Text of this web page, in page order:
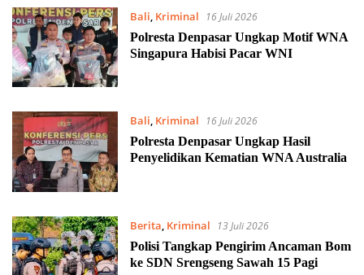
Bali, Kriminal
16 Juli 2026
Polresta Denpasar Ungkap Motif WNA
Singapura Habisi Pacar WNI
Bali, Kriminal
16 Juli 2026
Polresta Denpasar Ungkap Hasil
Penyelidikan Kematian WNA Australia
Berita, Kriminal
13 Juli 2026
Polisi Tangkap Pengirim Ancaman Bom
ke SDN Srengseng Sawah 15 Pagi